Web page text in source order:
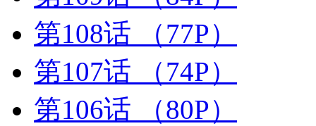
第108话
（77P）
第107话
（74P）
第106话
（80P）